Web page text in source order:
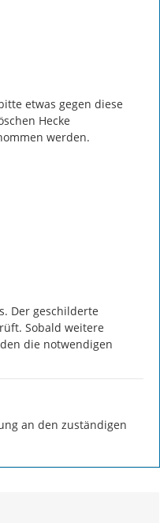
etwas gegen diese
Hecke
werden.
Der geschilderte
Sobald weitere
die notwendigen
an den zuständigen